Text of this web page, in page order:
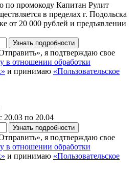
по промокоду Капитан Рулит
в пределах г. Подольска
от 20 000 рублей и предъявлении
Узнать подробности
я подтверждаю свое
в отношении обработки
и принимаю «Пользовательское
20.03 по 20.04
Узнать подробности
я подтверждаю свое
в отношении обработки
и принимаю «Пользовательское